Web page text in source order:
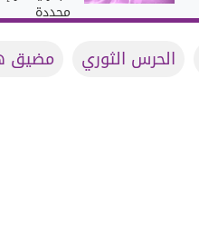
محددة
الحرس الثوري
مضيق